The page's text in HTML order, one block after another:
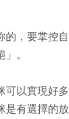
的，要掌控
。
可以實現好
是有選擇的